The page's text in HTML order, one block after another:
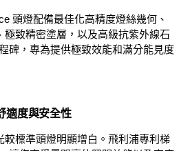
頭燈配備最佳化高精度燈絲幾何、
致精密塗層，以及高級抗紫外線石
碑，專為提供極致效能和滿分能見度
適度與安全性
較標準頭燈明顯增白。飛利浦專利梯